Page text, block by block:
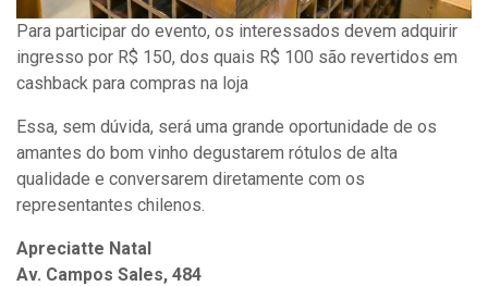
Para participar do evento, os interessados devem adquirir
ingresso por R$ 150, dos quais R$ 100 são revertidos em
cashback para compras na loja
Essa, sem dúvida, será uma grande oportunidade de os
amantes do bom vinho degustarem rótulos de alta
qualidade e conversarem diretamente com os
representantes chilenos.
Apreciatte Natal
Av. Campos Sales, 484